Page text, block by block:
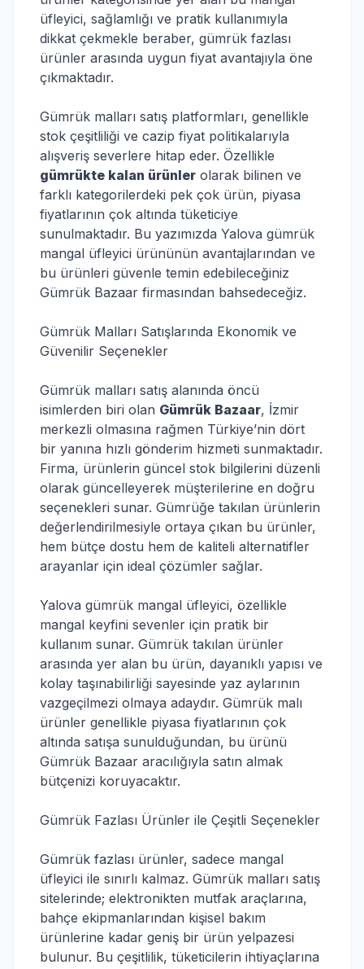
üfleyici, sağlamlığı ve pratik kullanımıyla
dikkat çekmekle beraber, gümrük fazlası
ürünler arasında uygun fiyat avantajıyla öne
çıkmaktadır.
Gümrük malları satış platformları, genellikle
stok çeşitliliği ve cazip fiyat politikalarıyla
alışveriş severlere hitap eder. Özellikle
gümrükte kalan ürünler olarak bilinen ve
farklı kategorilerdeki pek çok ürün, piyasa
fiyatlarının çok altında tüketiciye
sunulmaktadır. Bu yazımızda Yalova gümrük
mangal üfleyici ürününün avantajlarından ve
bu ürünleri güvenle temin edebileceğiniz
Gümrük Bazaar firmasından bahsedeceğiz.
Gümrük Malları Satışlarında Ekonomik ve
Güvenilir Seçenekler
Gümrük malları satış alanında öncü
isimlerden biri olan Gümrük Bazaar, İzmir
merkezli olmasına rağmen Türkiye’nin dört
bir yanına hızlı gönderim hizmeti sunmaktadır.
Firma, ürünlerin güncel stok bilgilerini düzenli
olarak güncelleyerek müşterilerine en doğru
seçenekleri sunar. Gümrüğe takılan ürünlerin
değerlendirilmesiyle ortaya çıkan bu ürünler,
hem bütçe dostu hem de kaliteli alternatifler
arayanlar için ideal çözümler sağlar.
Yalova gümrük mangal üfleyici, özellikle
mangal keyfini sevenler için pratik bir
kullanım sunar. Gümrük takılan ürünler
arasında yer alan bu ürün, dayanıklı yapısı ve
kolay taşınabilirliği sayesinde yaz aylarının
vazgeçilmezi olmaya adaydır. Gümrük malı
ürünler genellikle piyasa fiyatlarının çok
altında satışa sunulduğundan, bu ürünü
Gümrük Bazaar aracılığıyla satın almak
bütçenizi koruyacaktır.
Gümrük Fazlası Ürünler ile Çeşitli Seçenekler
Gümrük fazlası ürünler, sadece mangal
üfleyici ile sınırlı kalmaz. Gümrük malları satış
sitelerinde; elektronikten mutfak araçlarına,
bahçe ekipmanlarından kişisel bakım
ürünlerine kadar geniş bir ürün yelpazesi
bulunur. Bu çeşitlilik, tüketicilerin ihtiyaçlarına